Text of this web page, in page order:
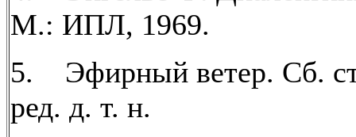
М.: ИПЛ, 1969.
5. Эфирный ветер. Сб.
ред. д. т. н.